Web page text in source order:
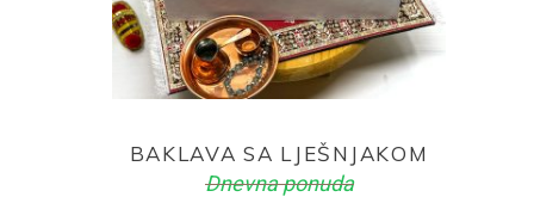
BAKLAVA SA LJEŠNJAKOM
Dnevna ponuda